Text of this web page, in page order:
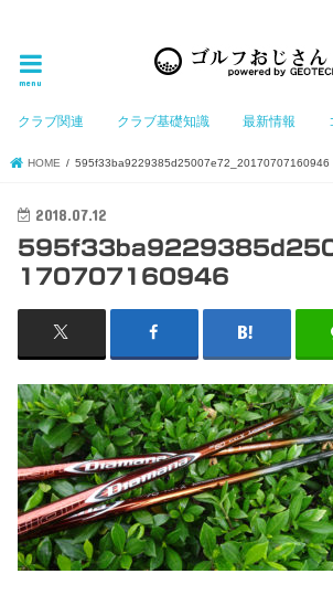
menu
クラブ関連 クラブ基礎知識 最新情報
HOME 595f33ba9229385d25007e72_20170707160946
2018.07.12
170707160946